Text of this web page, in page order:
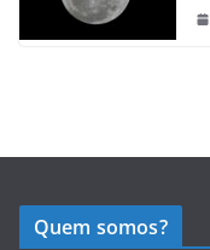
Quem somos?